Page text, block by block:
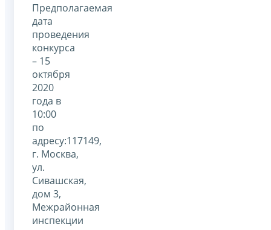
Предполагаемая
дата
проведения
конкурса
– 15
октября
2020
года в
10:00
по
адресу:117149,
г. Москва,
ул.
Сивашская,
дом 3,
Межрайонная
инспекции